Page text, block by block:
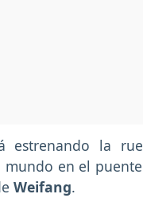
estrenando la
mundo en el
Weifang.